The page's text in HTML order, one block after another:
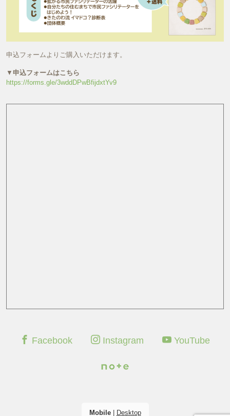
申込フォームよりご購入いただけます。
▼ 申込フォームはこちら
https://forms.gle/3wddDPwBfijdxtYv9
Facebook Instagram YouTube
Mobile| Desktop